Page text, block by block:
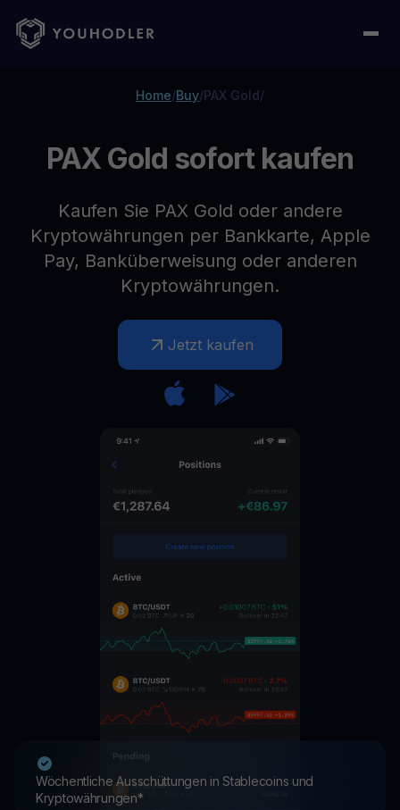
Home/Buy/PAX Gold/
PAX Gold sofort kaufen
Kaufen Sie PAX Gold oder andere
Kryptowährungen per Bankkarte, Apple
Pay, Banküberweisung oder anderen
Kryptowährungen.
Jetzt kaufen
Wöchentliche Ausschüttungen in Stablecoins und
Kryptowährungen*